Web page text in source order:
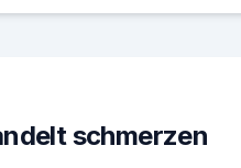
schmerzen